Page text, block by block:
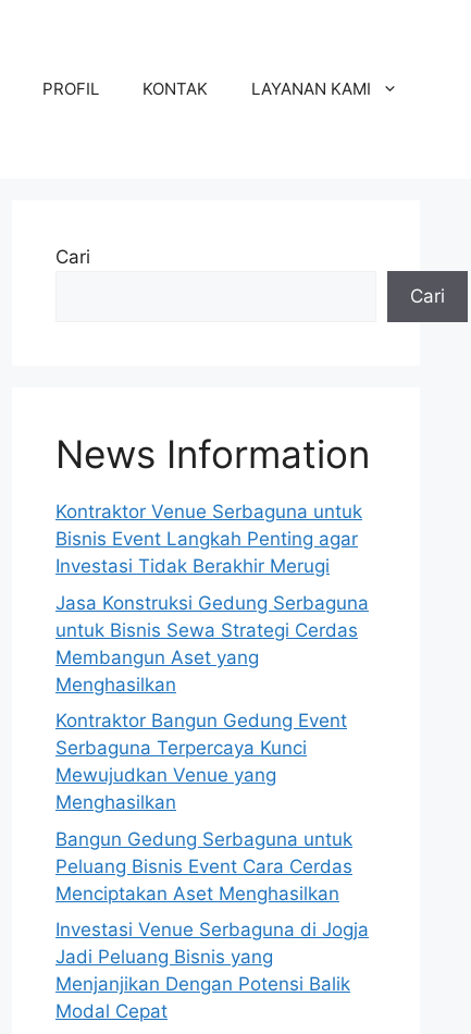
PROFIL KONTAK LAYANAN KAMI
Cari
Cari
News Information
Kontraktor Venue Serbaguna untuk
Bisnis Event Langkah Penting agar
Investasi Tidak Berakhir Merugi
Jasa Konstruksi Gedung Serbaguna
untuk Bisnis Sewa Strategi Cerdas
Membangun Aset yang
Menghasilkan
Kontraktor Bangun Gedung Event
Serbaguna Terpercaya Kunci
Mewujudkan Venue yang
Menghasilkan
Bangun Gedung Serbaguna untuk
Peluang Bisnis Event Cara Cerdas
Menciptakan Aset Menghasilkan
Investasi Venue Serbaguna di Jogja
Jadi Peluang Bisnis yang
Menjanjikan Dengan Potensi Balik
Modal Cepat